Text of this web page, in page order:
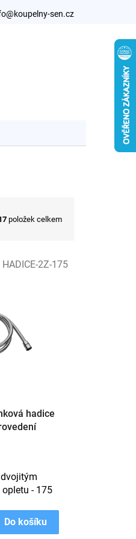
sen.cz
položek celkem
hadice
Do košíku
- 175
HADICE-2Z-175